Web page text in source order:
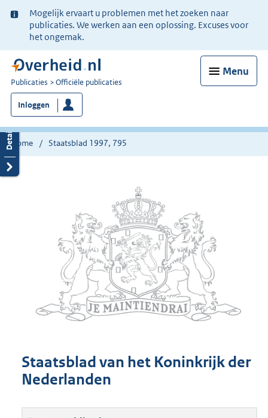
Ter
informatie:
Mogelijk ervaart u problemen met het zoeken naar
publicaties. We werken aan een oplossing. Excuses voor
het ongemak.
Menu
U
bent
nu
hier:
Publicaties Officiële publicaties
Inloggen
Home Staatsblad 1997, 795
Staatsblad van het Koninkrijk der
Nederlanden